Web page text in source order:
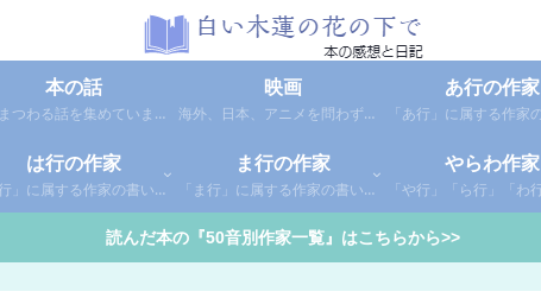
本の話
本にまつわる話を集めています。1年間に読んだ本の総括や、本に関する話題など。
映画
海外、日本、アニメを問わず映画の感想（レビュー）を綴っています。
あ行の作家
は行の作家
「は行」に属する作家の書いた本の感想です。さらに「は」「ひ」「ふ」「へ」「ほ」に分類していあります。お好きな作家の作品を探してみてください。
ま行の作家
「ま行」に属する作家の書いた本の感想です。さらに「ま」「み」「む」「め」「も」に分類していあります。お好きな作家の作品を探してみてください。
やらわ作家
読んだ本の『50音別作家一覧』はこちらから>>